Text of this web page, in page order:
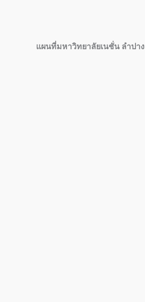
แผนที่มหาวิทยาลัยเนชั่น ลำปาง